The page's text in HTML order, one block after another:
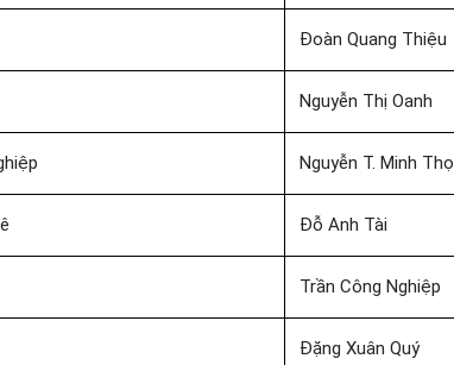
Đoàn Quang Thiệu
Nguyễn Thị Oanh
Nguyễn T. Minh Thọ
Đỗ Anh Tài
Trần Công Nghiệp
Đặng Xuân Quý